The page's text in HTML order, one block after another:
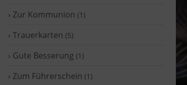
› Zur Kommunion (1)
› Trauerkarten (5)
› Gute Besserung (1)
› Zum Führerschein (1)